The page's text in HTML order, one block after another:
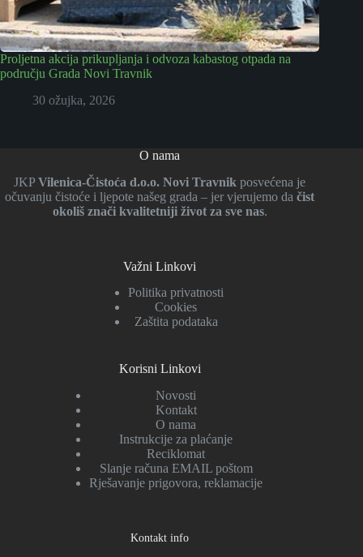
Proljetna akcija prikupljanja i odvoza kabastog otpada na
području Grada Novi Travnik
30 ožujka, 2026
O nama
JKPVilenica-Čistoća d.o.o. Novi Travnik posvećena je
očuvanju čistoće i ljepote našeg grada – jer vjerujemo dačist
okoliš znači kvalitetniji život za sve nas.
Važni Linkovi
Politika privatnosti
Cookies
Zaštita podataka
Korisni Linkovi
Novosti
Kontakt
O nama
Instrukcije za plaćanje
Reciklomat
Slanje računa EMAIL poštom
Rješavanje prigovora, reklamacije
Kontakt info